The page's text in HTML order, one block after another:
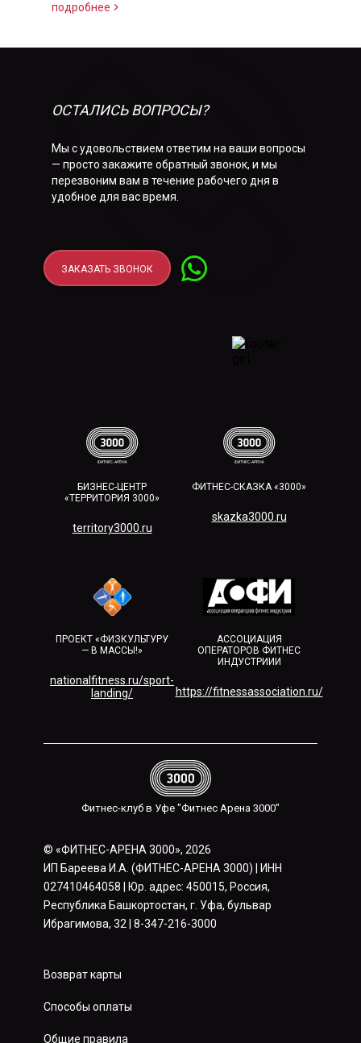
подробнее
ОСТАЛИСЬ ВОПРОСЫ?
Мы с удовольствием ответим на ваши вопросы
— просто закажите обратный звонок, и мы
перезвоним вам в течение рабочего дня в
удобное для вас время.
ЗАКАЗАТЬ ЗВОНОК
БИЗНЕС-ЦЕНТР
«ТЕРРИТОРИЯ 3000»
territory3000.ru​
ФИТНЕС-СКАЗКА «3000»
skazka3000.ru
ПРОЕКТ «ФИЗКУЛЬТУРУ
— В МАССЫ!»
nationalfitness.ru/sport-
landing/
АССОЦИАЦИЯ
ОПЕРАТОРОВ ФИТНЕС
ИНДУСТРИИИ
https://fitnessassociation.ru/
Фитнес-клуб в Уфе "Фитнес Арена 3000"
© «ФИТНЕС-АРЕНА 3000», 2026
ИП Бареева И.А. (ФИТНЕС-АРЕНА 3000) | ИНН
027410464058 | Юр. адрес: 450015, Россия,
Республика Башкортостан, г. Уфа, бульвар
Ибрагимова, 32 | 8-347-216-3000
Возврат карты
Способы оплаты
Общие правила